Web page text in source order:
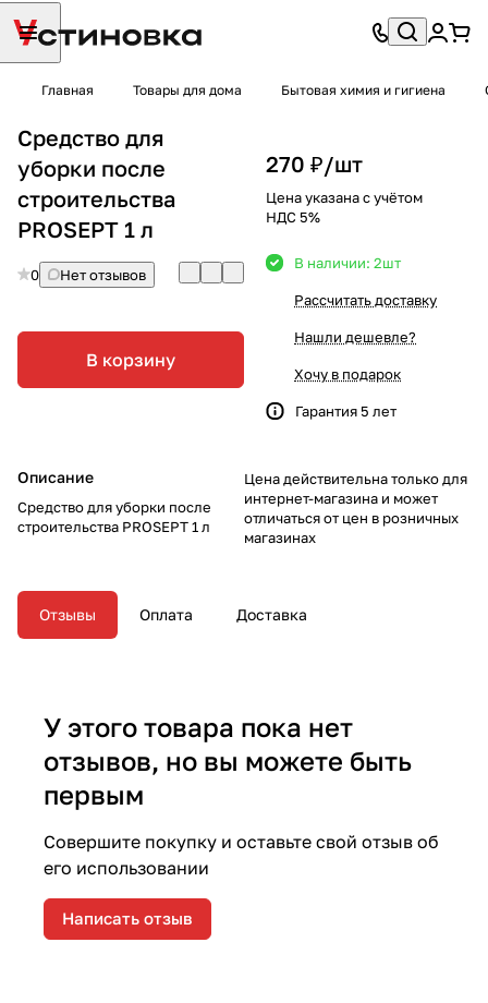
Главная Товары для дома Бытовая химия и гигиена
Средство для
уборки после
строительства
PROSEPT 1 л
0 Нет отзывов
В корзину
Описание
Средство для уборки после
строительства PROSEPT 1 л
270 ₽/шт
Цена указана с учётом
НДС 5%
В наличии: 2шт
Рассчитать доставку
Нашли дешевле?
Хочу в подарок
Гарантия 5 лет
Цена действительна только для
интернет-магазина и может
отличаться от цен в розничных
магазинах
Отзывы Оплата Доставка
У этого товара пока нет
отзывов, но вы можете быть
первым
Совершите покупку и оставьте свой отзыв об
его использовании
Написать отзыв